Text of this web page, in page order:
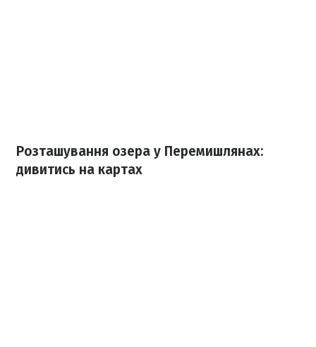
Розташування озера у Перемишлянах:
дивитись на картах